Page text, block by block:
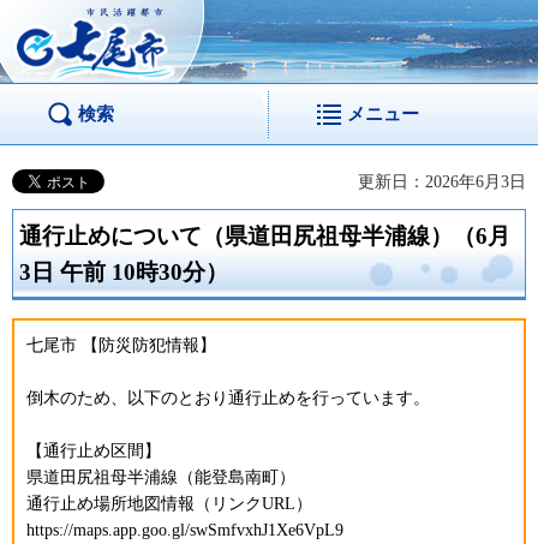
市民活躍都市 七尾
市
検索 メニュー
更新日：2026年6月3日
通行止めについて（県道田尻祖母半浦線）（6月
3日 午前 10時30分）
七尾市 【防災防犯情報】
倒木のため、以下のとおり通行止めを行っています。
【通行止め区間】
県道田尻祖母半浦線（能登島南町）
通行止め場所地図情報（リンクURL）
https://maps.app.goo.gl/swSmfvxhJ1Xe6VpL9